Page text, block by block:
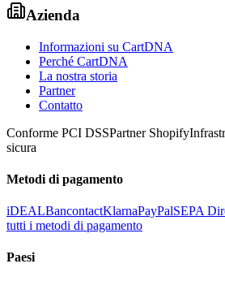
Azienda
Informazioni su CartDNA
Perché CartDNA
La nostra storia
Partner
Contatto
Conforme PCI DSSPartner Shopify
sicura
Metodi di pagamento
iDEALBancontactKlarnaPayPalSEPA
tutti i metodi di pagamento
Paesi